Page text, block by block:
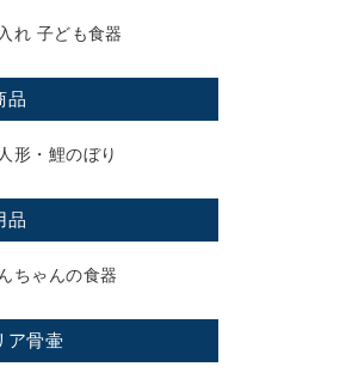
れ 子ども食器
品
形・鯉のぼり
品
ちゃんの食器
ア骨壷